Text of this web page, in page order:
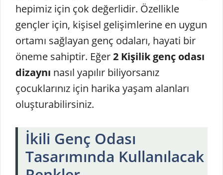
hepimiz için çok değerlidir. Özellikle
gençler için, kişisel gelişimlerine en uygun
ortamı sağlayan genç odaları, hayati bir
öneme sahiptir. Eğer2 Kişilik genç odası
dizaynı nasıl yapılır biliyorsanız
çocuklarınız için harika yaşam alanları
oluşturabilirsiniz.
İkili Genç Odası
Tasarımında Kullanılacak